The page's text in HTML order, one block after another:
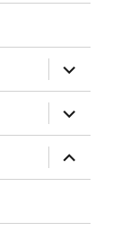
위
메
뉴
확
장
위
메
뉴
확
장
위
메
장